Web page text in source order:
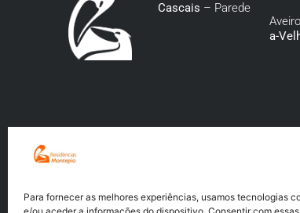
Para fornecer as melhores experiências, usamos tecnologias
Cascais – Parede
a-